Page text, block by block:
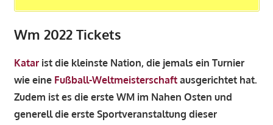
Wm 2022 Tickets
Katarist die kleinste Nation, die jemals ein Turnier
wie eine Fußball-Weltmeisterschaftausgerichtet hat.
Zudem ist es die erste WM im Nahen Osten und
generell die erste Sportveranstaltung dieser